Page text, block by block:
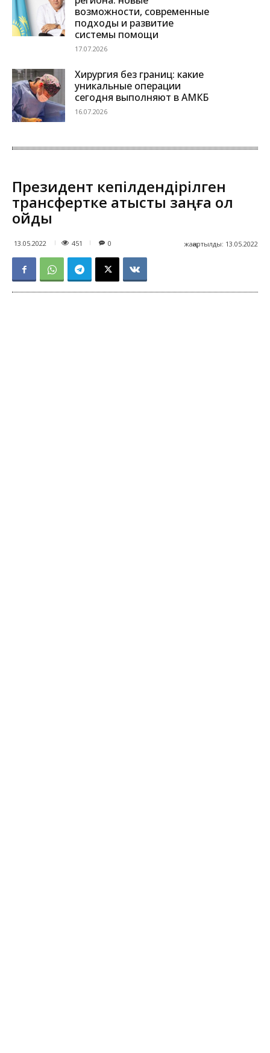
возможности, современные
подходы и развитие
системы помощи
17.07.2026
Хирургия без границ: какие
уникальные операции
сегодня выполняют в АМКБ
16.07.2026